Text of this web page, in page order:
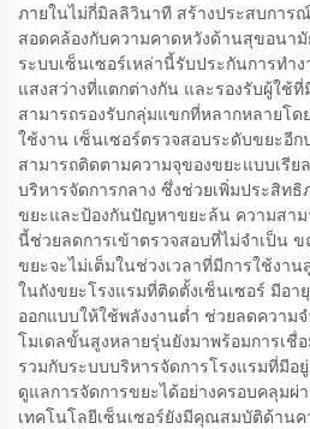
ภายในไม่กี่มิลลิวินาที สร้างประสบการ
สอดคล้องกับความคาดหวังด้านสุขอนา
ระบบเซ็นเซอร์เหล่านี้รับประกันการทำ
แสงสว่างที่แตกต่างกัน และรองรับผู้ใช้
สามารถรองรับกลุ่มแขกที่หลากหลายโ
ใช้งาน เซ็นเซอร์ตรวจสอบระดับขยะอี
สามารถติดตามความจุของขยะแบบเรีย
บริหารจัดการกลาง ซึ่งช่วยเพิ่มประสิท
ขยะและป้องกันปัญหาขยะล้น ความสาม
นี้ช่วยลดการเข้าตรวจสอบที่ไม่จำเป็น
ขยะจะไม่เต็มในช่วงเวลาที่มีการใช้งา
ในถังขยะโรงแรมที่ติดตั้งเซ็นเซอร์ มีอา
ออกแบบให้ใช้พลังงานต่ำ ช่วยลดความ
โมเดลขั้นสูงหลายรุ่นยังมาพร้อมการเชื่
รวมกับระบบบริหารจัดการโรงแรมที่มีอ
ดูแลการจัดการขยะได้อย่างครอบคลุมผ่
เทคโนโลยีเซ็นเซอร์ยังมีคุณสมบัติด้าน